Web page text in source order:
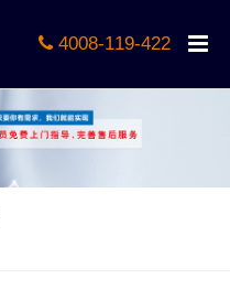
4008-119-422